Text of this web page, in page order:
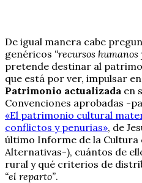
De igual manera cabe
genéricos “recursos humanos
pretende destinar al
que está por ver, impulsar
Patrimonio actualizada en
Convenciones aprobadas -
«El patrimonio cultural
conflictos y penurias», de
último Informe de la Cultura
Alternativas-), cuántos de
rural y qué criterios de
“el reparto”.